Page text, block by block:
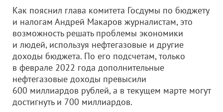
Как пояснил глава комитета Госдумы по бюджету
и налогам Андрей Макаров журналистам, это
возможность решать проблемы экономики
и людей, используя нефтегазовые и другие
доходы бюджета. По его подсчетам, только
в феврале 2022 года дополнительные
нефтегазовые доходы превысили
600 миллиардов рублей, а в текущем марте могут
достигнуть и 700 миллиардов.